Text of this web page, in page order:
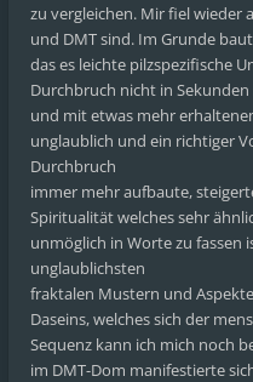
zu vergleichen. Mir fiel wieder
und DMT sind. Im Grunde
das es leichte pilzspezifische
Durchbruch nicht in
und mit etwas mehr
unglaublich und ein richtiger
Durchbruch
immer mehr aufbaute,
Spiritualität welches sehr
unmöglich in Worte zu fassen
unglaublichsten
fraktalen Mustern und
Daseins, welches sich der
Sequenz kann ich mich noch
im DMT-Dom manifestierte